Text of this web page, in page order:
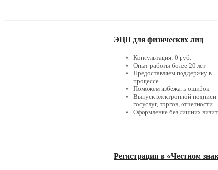
ЭЦП для физических лиц
Консультация: 0 руб.
Опыт работы более 20 лет
Предоставляем поддержку в
процессе
Поможем избежать ошибок
Выпуск электронной подписи
госуслуг, торгов, отчетности
Оформление без лишних
Регистрация в «Честном